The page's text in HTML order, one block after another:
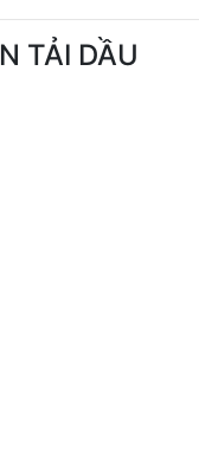
TẢI DẦU